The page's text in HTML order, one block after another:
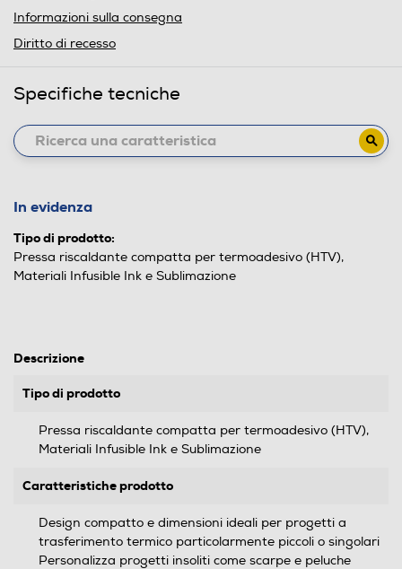
Informazioni sulla consegna
Diritto di recesso
Specifiche tecniche
In evidenza
Tipo di prodotto:
Pressa riscaldante compatta per termoadesivo (HTV),
Materiali Infusible Ink e Sublimazione
Descrizione
Tipo di prodotto
Pressa riscaldante compatta per termoadesivo (HTV),
Materiali Infusible Ink e Sublimazione
Caratteristiche prodotto
Design compatto e dimensioni ideali per progetti a
trasferimento termico particolarmente piccoli o singolari
Personalizza progetti insoliti come scarpe e peluche